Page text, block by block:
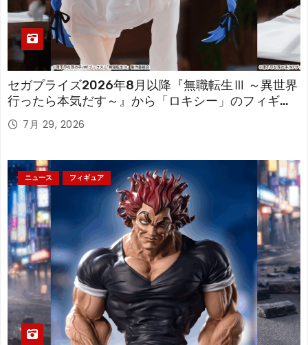
セガプライズ2026年8月以降『無職転生Ⅲ ～異世界
行ったら本気だす～』から「ロキシー」のフィギュ
アが登場！
7月 29, 2026
ニュース フィギュア